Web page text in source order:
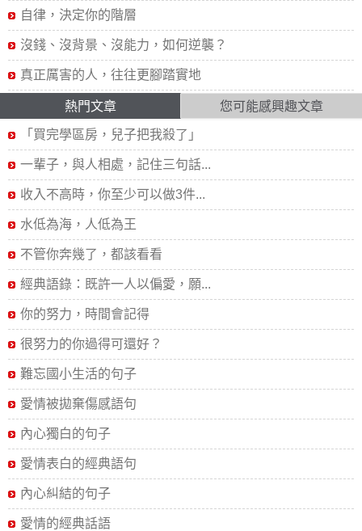
自律，決定你的階層
沒錢、沒背景、沒能力，如何逆襲？
真正厲害的人，往往更腳踏實地
熱門文章 您可能感興趣文章
「買完學區房，兒子把我殺了」
一輩子，與人相處，記住三句話...
收入不高時，你至少可以做3件...
水低為海，人低為王
不管你奔幾了，都該看看
經典語錄：既許一人以偏愛，願...
你的努力，時間會記得
很努力的你過得可還好？
難忘國小生活的句子
愛情被拋棄傷感語句
內心獨白的句子
愛情表白的經典語句
內心糾結的句子
愛情的經典話語